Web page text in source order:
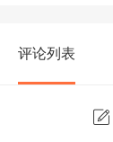
评论列表